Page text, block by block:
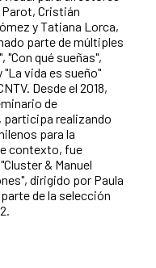
Cristián
y Tatiana Lorca,
parte de múltiples
"Con qué sueñas",
"La vida es sueño"
Desde el 2018,
de
participa realizando
para la
contexto, fue
& Manuel
dirigido por Paula
de la selección